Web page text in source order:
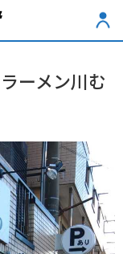
ーメン川む